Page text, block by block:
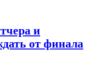
и
от финала